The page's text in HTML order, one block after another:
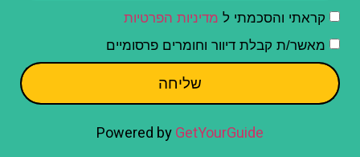
קראתי והסכמתי ל מדיניות הפרטיות
מאשר/ת קבלת דיוור וחומרים פרסומיים
שליחה
Powered byGetYourGuide